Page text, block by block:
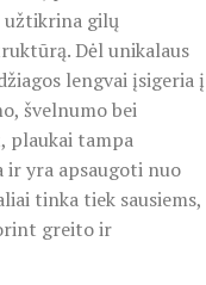
užtikrina gilų
Dėl unikalaus
lengvai įsigeria į
švelnumo bei
plaukai tampa
ir yra apsaugoti nuo
tinka tiek sausiems,
greito ir